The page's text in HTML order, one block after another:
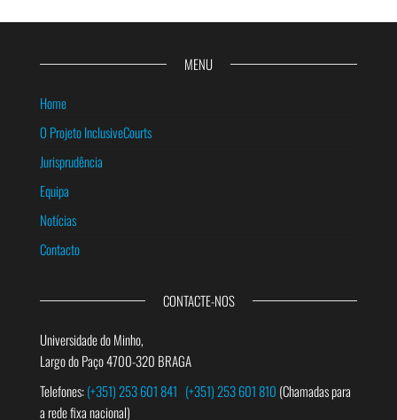
MENU
Home
O Projeto InclusiveCourts
Jurisprudência
Equipa
Notícias
Contacto
CONTACTE-NOS
Universidade do Minho,
Largo do Paço 4700-320 BRAGA
Telefones:(+351) 253 601 841 (+351) 253 601 810 (Chamadas para
a rede fixa nacional)